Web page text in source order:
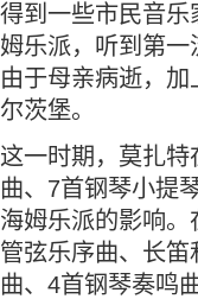
得到一些市民音
姆乐派，听到第
由于母亲病逝，
尔茨堡。
这一时期，莫扎
曲、7首钢琴小提
海姆乐派的影响
管弦乐序曲、长
曲、4首钢琴奏鸣